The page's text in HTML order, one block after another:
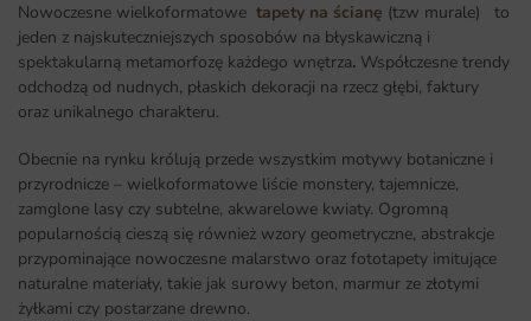
Nowoczesne wielkoformatowe tapety na ścianę (tzw murale) to
jeden z najskuteczniejszych sposobów na błyskawiczną i
spektakularną metamorfozę każdego wnętrza. Współczesne trendy
odchodzą od nudnych, płaskich dekoracji na rzecz głębi, faktury
oraz unikalnego charakteru.
Obecnie na rynku królują przede wszystkim motywy botaniczne i
przyrodnicze – wielkoformatowe liście monstery, tajemnicze,
zamglone lasy czy subtelne, akwarelowe kwiaty. Ogromną
popularnością cieszą się również wzory geometryczne, abstrakcje
przypominające nowoczesne malarstwo oraz fototapety imitujące
naturalne materiały, takie jak surowy beton, marmur ze złotymi
żyłkami czy postarzane drewno.